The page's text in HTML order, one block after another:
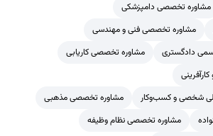
مشاوره تخصصی دامپزشکی
مشاوره تخصصی فنی و مهندسی
دادگستری
مشاوره تخصصی کاریابی
شخصی و کسب‌وکار
مشاوره تخصصی مذهبی
مشاوره تخصصی نظام وظیفه